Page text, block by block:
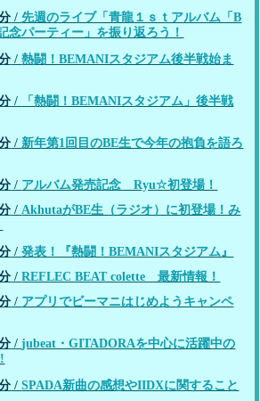
/先週のライブ「青龍１ｓｔアルバム「B
念パーティー」を振り返ろう！
/熱闘！BEMANIスタジアム後半戦始ま
/ 「熱闘！BEMANIスタジアム」後半戦
/ 新年第1回目のBE生で今年の抱負を語ろ
/ アルバム発売記念 Ryu☆初登場！
/ AkhutaがBE生（ラジオ）に初登場！み
/発表！『熱闘！BEMANIスタジアム』
/REFLEC BEAT colette 最新情報！
/ アプリでビーマニはじめようキャンペ
/jubeat・GITADORAを中心に活躍中の
/SPADA新曲の感想やIIDXに関すること